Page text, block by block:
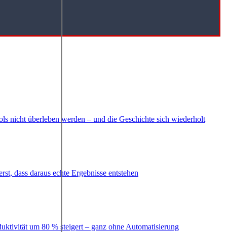
nicht überleben werden – und die Geschichte sich wiederholt
dass daraus echte Ergebnisse entstehen
um 80 % steigert – ganz ohne Automatisierung